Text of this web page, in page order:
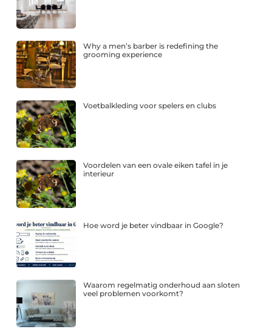
Why a men’s barber is redefining the
grooming experience
Voetbalkleding voor spelers en clubs
Voordelen van een ovale eiken tafel in je
interieur
Hoe word je beter vindbaar in Google?
Waarom regelmatig onderhoud aan sloten
veel problemen voorkomt?